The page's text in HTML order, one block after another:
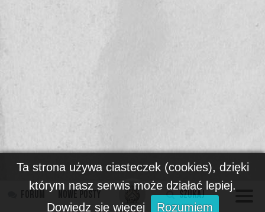
Szukaj
Ta strona używa ciasteczek (cookies), dzięki
którym nasz serwis może działać lepiej.
Dowiedz się więcej
Rozumiem